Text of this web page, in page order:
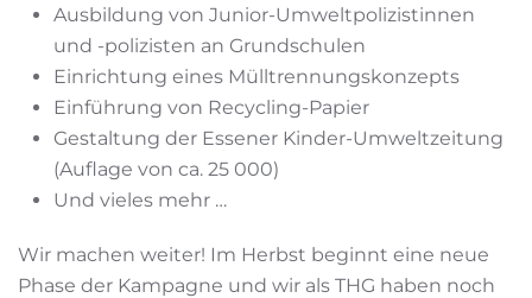
Ausbildung von Junior-Umweltpolizistinnen
und -polizisten an Grundschulen
Einrichtung eines Mülltrennungskonzepts
Einführung von Recycling-Papier
Gestaltung der Essener Kinder-Umweltzeitung
(Auflage von ca. 25 000)
Und vieles mehr …
Wir machen weiter! Im Herbst beginnt eine neue
Phase der Kampagne und wir als THG haben noch